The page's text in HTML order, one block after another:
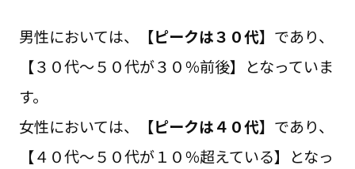
男性においては、 【ピークは３０代】 であり、
【３０代～５０代が３０％前後】となっていま
す。
女性においては、
【ピークは４０代】 であり、
【４０代～５０代が１０％超えている】となっ